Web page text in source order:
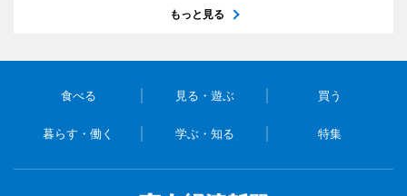
もっと見る
食べる 見る・遊ぶ 買う
暮らす・働く 学ぶ・知る 特集